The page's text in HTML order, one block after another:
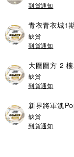
到貨通知
青衣青衣城1
缺貨
到貨通知
大圍圍方 2
缺貨
到貨通知
新界將軍澳
缺貨
到貨通知